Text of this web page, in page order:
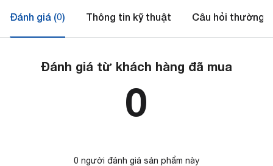
Đánh giá (0) Thông tin kỹ thuật Câu hỏi thường
Đánh giá từ khách hàng đã mua
0
0 người đánh giá sản phẩm này